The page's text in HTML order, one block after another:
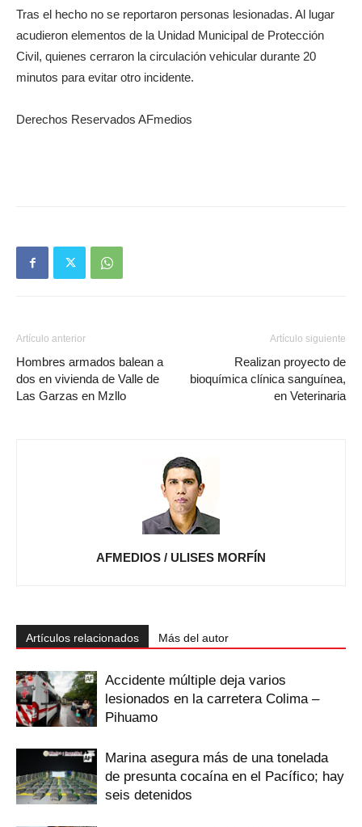
Tras el hecho no se reportaron personas lesionadas. Al lugar
acudieron elementos de la Unidad Municipal de Protección
Civil, quienes cerraron la circulación vehicular durante 20
minutos para evitar otro incidente.
Derechos Reservados AFmedios
Artículo anterior
Hombres armados balean a
dos en vivienda de Valle de
Las Garzas en Mzllo
Artículo siguiente
Realizan proyecto de
bioquímica clínica sanguínea,
en Veterinaria
AFMEDIOS / ULISES MORFÍN
Artículos relacionados Más del autor
Accidente múltiple deja varios
lesionados en la carretera Colima –
Pihuamo
Marina asegura más de una tonelada
de presunta cocaína en el Pacífico; hay
seis detenidos